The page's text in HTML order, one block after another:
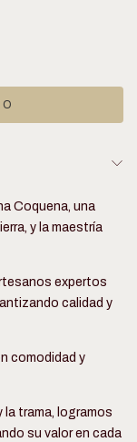
Coquena, una
y la maestría
expertos
calidad y
comodidad y
la trama, logramos
su valor en cada